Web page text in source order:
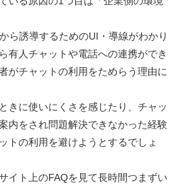
ら誘導するためのUI・導線がわかり
有人チャットや電話への連携ができ
がチャットの利用をためらう理由に
きに使いにくさを感じたり、チャッ
内をされ問題解決できなかった経験
トの利用を避けようとするでしょ
イト上のFAQを見て長時間つまずい